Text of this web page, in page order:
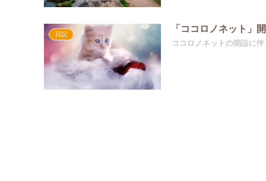
日記
「ココロノネット」
ココロノネットの開設に